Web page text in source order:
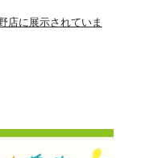
店に展示されていま